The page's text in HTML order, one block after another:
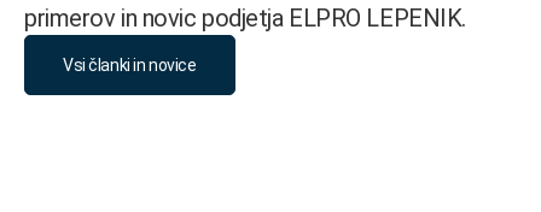
primerov in novic podjetja ELPRO LEPENIK.
Vsi članki in novice